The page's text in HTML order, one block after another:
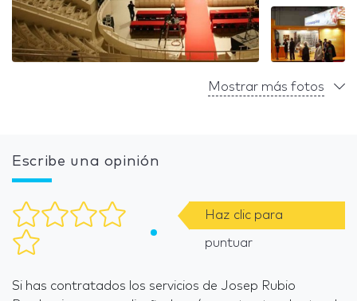
Mostrar más fotos
Escribe una opinión
Haz clic para
puntuar
Si has contratados los servicios de Josep Rubio